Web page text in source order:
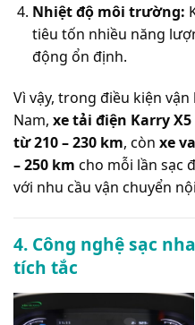
Nhiệt độ môi trường:
tiêu tốn nhiều năng
động ổn định.
Vì vậy, trong điều kiện
Nam, xe tải điện Karry
từ 210 – 230 km, còn xe
– 250 km cho mỗi lần sạc
với nhu cầu vận chuyển
4. Công nghệ sạc
tích tắc